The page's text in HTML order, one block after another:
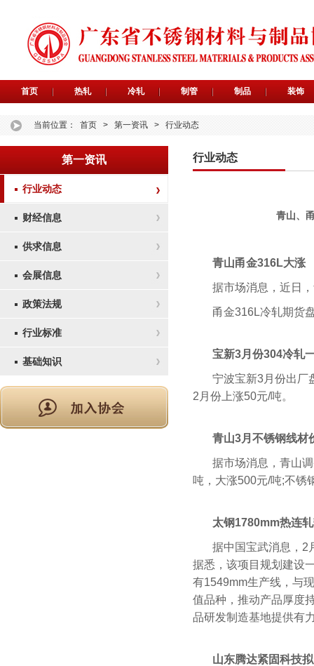
首页 热轧 冷轧 制管 制品 装饰
当前位置： 首页 > 第一资讯 > 行业动态
第一资讯
行业动态
财经信息
供求信息
会展信息
政策法规
行业标准
基础知识
行业动态
青山、
青山甬金316L大涨
据市场消息，近日
甬金316L冷轧期货
宝新3月份304冷轧
宁波宝新3月份出厂
2月份上涨50元/吨。
青山3月不锈钢线材
据市场消息，青山
吨，大涨500元/吨;不锈
太钢1780mm热连
据中国宝武消息，2
据悉，该项目规划建设
有1549mm生产线，与
值品种，推动产品厚度
品研发制造基地提供有
山东腾达紧固科技